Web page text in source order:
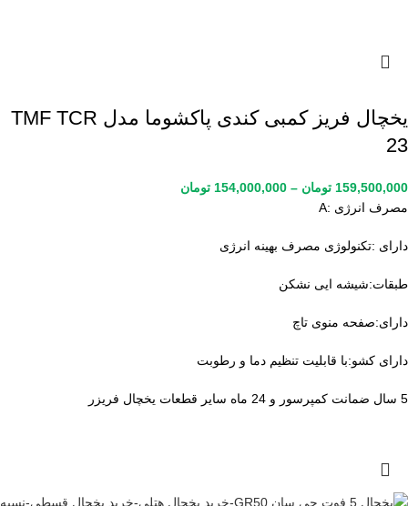
یخچال فریز کمبی کندی پاکشوما مدل TMF TCR
23
159,500,000 تومان –
154,000,000 تومان
مصرف انرژی :A
دارای :تکنولوژی مصرف بهینه انرژی
طبقات:شیشه ایی نشکن
دارای:صفحه منوی تاچ
دارای کشو:با قابلیت تنظیم دما و رطوبت
5 سال ضمانت کمپرسور و 24 ماه سایر قطعات یخچال فریزر